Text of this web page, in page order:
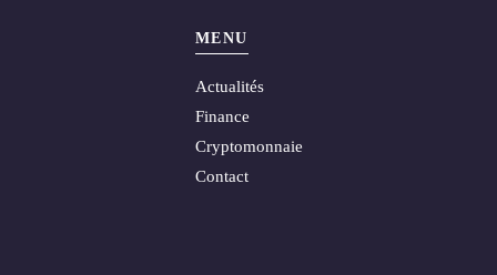
MENU
Actualités
Finance
Cryptomonnaie
Contact